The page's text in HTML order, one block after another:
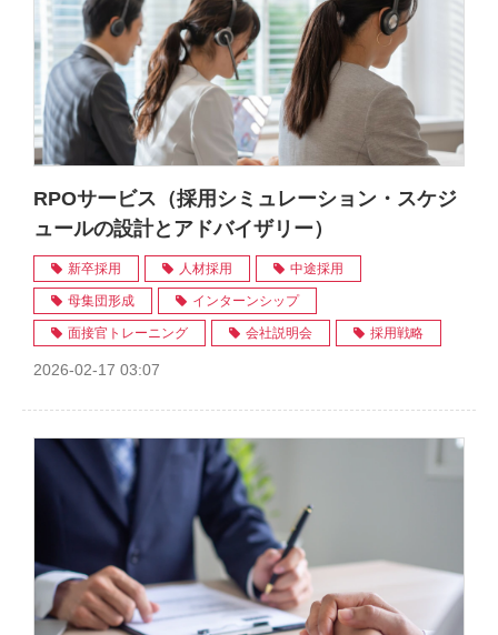
RPOサービス（採用シミュレーション・スケジ
ュールの設計とアドバイザリー）
新卒採用 人材採用 中途採用
母集団形成 インターンシップ
面接官トレーニング 会社説明会 採用戦略
2026-02-17 03:07